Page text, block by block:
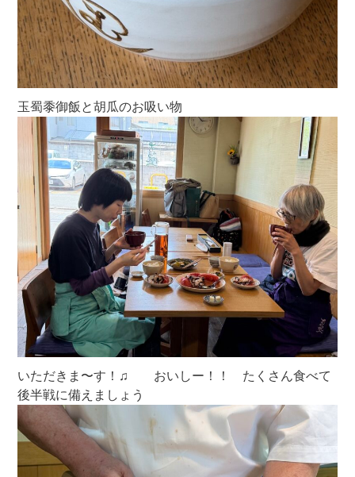
玉蜀黍御飯と胡瓜のお吸い物
いただきま〜す！♫ おいしー！！ たくさん食べて
後半戦に備えましょう